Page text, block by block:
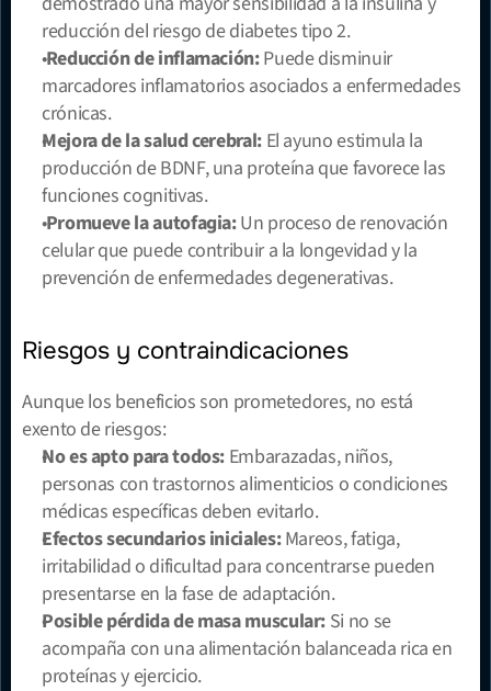
reducción del riesgo de diabetes tipo 2.
Reducción de inflamación: Puede disminuir
marcadores inflamatorios asociados a enfermedades
crónicas.
Mejora de la salud cerebral: El ayuno estimula la
producción de BDNF, una proteína que favorece las
funciones cognitivas.
Promueve la autofagia: Un proceso de renovación
celular que puede contribuir a la longevidad y la
prevención de enfermedades degenerativas.
Riesgos y contraindicaciones
Aunque los beneficios son prometedores, no está
exento de riesgos:
No es apto para todos: Embarazadas, niños,
personas con trastornos alimenticios o condiciones
médicas específicas deben evitarlo.
Efectos secundarios iniciales: Mareos, fatiga,
irritabilidad o dificultad para concentrarse pueden
presentarse en la fase de adaptación.
Posible pérdida de masa muscular: Si no se
acompaña con una alimentación balanceada rica en
proteínas y ejercicio.